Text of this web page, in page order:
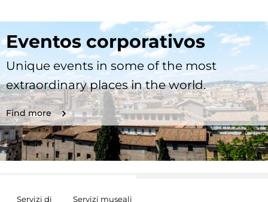
Eventos corporativos
Unique events in some of the most
extraordinary places in the world.
Find more
Servizi di
Servizi museali